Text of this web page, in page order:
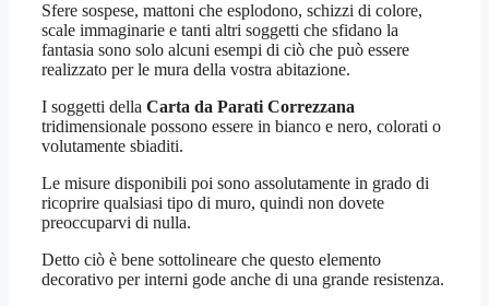
Sfere sospese, mattoni che esplodono, schizzi di colore,
scale immaginarie e tanti altri soggetti che sfidano la
fantasia sono solo alcuni esempi di ciò che può essere
realizzato per le mura della vostra abitazione.
I soggetti della Carta da Parati Correzzana
tridimensionale possono essere in bianco e nero, colorati o
volutamente sbiaditi.
Le misure disponibili poi sono assolutamente in grado di
ricoprire qualsiasi tipo di muro, quindi non dovete
preoccuparvi di nulla.
Detto ciò è bene sottolineare che questo elemento
decorativo per interni gode anche di una grande resistenza.